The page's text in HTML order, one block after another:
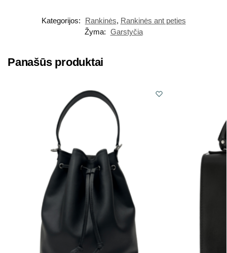
Kategorijos: Rankinės, Rankinės ant peties
Žyma: Garstyčia
Panašūs produktai